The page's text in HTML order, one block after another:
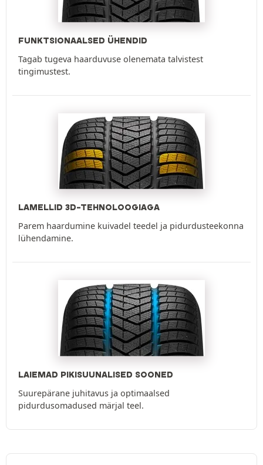
FUNKTSIONAALSED ÜHENDID
Tagab tugeva haarduvuse olenemata talvistest
tingimustest.
LAMELLID 3D-TEHNOLOOGIAGA
Parem haardumine kuivadel teedel ja pidurdusteekonna
lühendamine.
LAIEMAD PIKISUUNALISED SOONED
Suurepärane juhitavus ja optimaalsed
pidurdusomadused märjal teel.